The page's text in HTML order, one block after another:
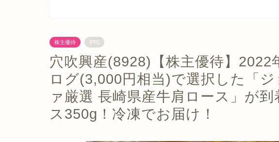
株主優待 [PR]
穴吹興産(8928)【株主優待】2022
ログ(3,000円相当)で選択した「
ァ厳選 長崎県産牛肩ロース」が
ス350g！冷凍でお届け！